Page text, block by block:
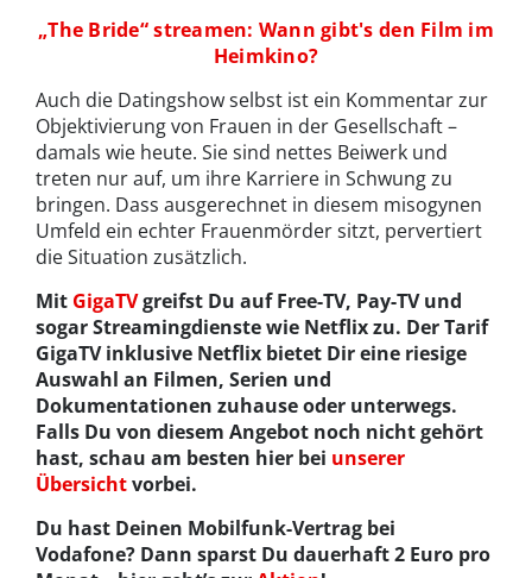
„The Bride“ streamen: Wann gibt's den Film im
Heimkino?
Auch die Datingshow selbst ist ein Kommentar zur
Objektivierung von Frauen in der Gesellschaft –
damals wie heute. Sie sind nettes Beiwerk und
treten nur auf, um ihre Karriere in Schwung zu
bringen. Dass ausgerechnet in diesem misogynen
Umfeld ein echter Frauenmörder sitzt, pervertiert
die Situation zusätzlich.
Mit GigaTVgreifst Du auf Free-TV, Pay-TV und
sogar Streamingdienste wie Netflix zu. Der Tarif
GigaTV inklusive Netflix bietet Dir eine riesige
Auswahl an Filmen, Serien und
Dokumentationen zuhause oder unterwegs.
Falls Du von diesem Angebot noch nicht gehört
hast, schau am besten hier bei unserer
Übersichtvorbei.
Du hast Deinen Mobilfunk-Vertrag bei
Vodafone? Dann sparst Du dauerhaft 2 Euro pro